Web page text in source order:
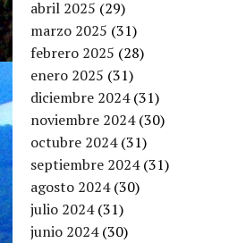
abril 2025 (29)
marzo 2025 (31)
febrero 2025 (28)
enero 2025 (31)
diciembre 2024(31)
noviembre 2024(30)
octubre 2024(31)
septiembre 2024(31)
agosto 2024(30)
julio 2024(31)
junio 2024(30)